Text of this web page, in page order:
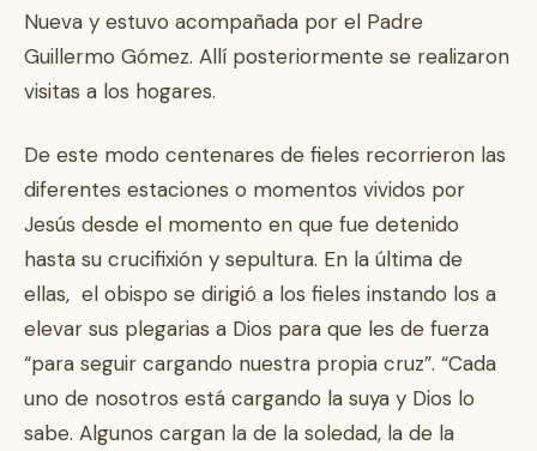
Nueva y estuvo acompañada por el Padre
Guillermo Gómez. Allí posteriormente se realizaron
visitas a los hogares.
De este modo centenares de fieles recorrieron las
diferentes estaciones o momentos vividos por
Jesús desde el momento en que fue detenido
hasta su crucifixión y sepultura. En la última de
ellas, el obispo se dirigió a los fieles instando los a
elevar sus plegarias a Dios para que les de fuerza
“para seguir cargando nuestra propia cruz”. “Cada
uno de nosotros está cargando la suya y Dios lo
sabe. Algunos cargan la de la soledad, la de la